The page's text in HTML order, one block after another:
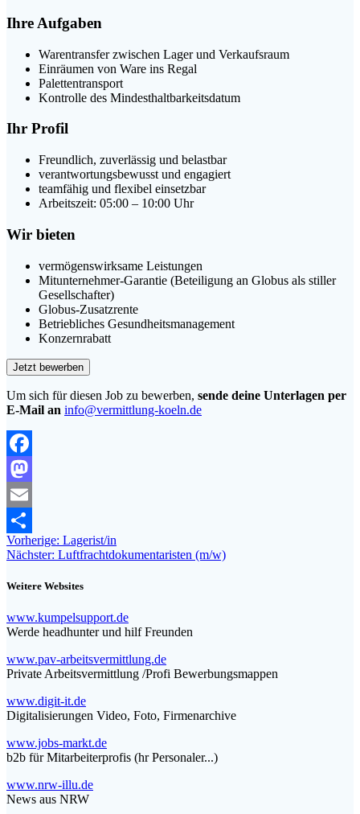
Ihre Aufgaben
Warentransfer zwischen Lager und Verkaufsraum
Einräumen von Ware ins Regal
Palettentransport
Kontrolle des Mindesthaltbarkeitsdatum
Ihr Profil
Freundlich, zuverlässig und belastbar
verantwortungsbewusst und engagiert
teamfähig und flexibel einsetzbar
Arbeitszeit: 05:00 – 10:00 Uhr
Wir bieten
vermögenswirksame Leistungen
Mitunternehmer-Garantie (Beteiligung an Globus als stiller
Gesellschafter)
Globus-Zusatzrente
Betriebliches Gesundheitsmanagement
Konzernrabatt
Um sich für diesen Job zu bewerben, sende deine Unterlagen per
E-Mail an info@vermittlung-koeln.de
Facebook
Mastodon
Email
Teilen
Beitragsnavigation
Vorherige: Vorheriger
Beitrag:
Lagerist/in
Nächster: Nächster
Luftfrachtdokumentaristen (m/w)
Weitere Websites
www.kumpelsupport.de
Werde headhunter und hilf Freunden
www.pav-arbeitsvermittlung.de
Private Arbeitsvermittlung /Profi Bewerbungsmappen
www.digit-it.de
Digitalisierungen Video, Foto, Firmenarchive
www.jobs-markt.de
b2b für Mitarbeiterprofis (hr Personaler...)
www.nrw-illu.de
News aus NRW